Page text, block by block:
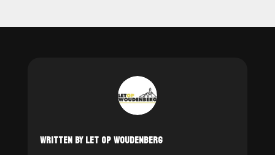
WRITTEN BY LET OP WOUDENBERG